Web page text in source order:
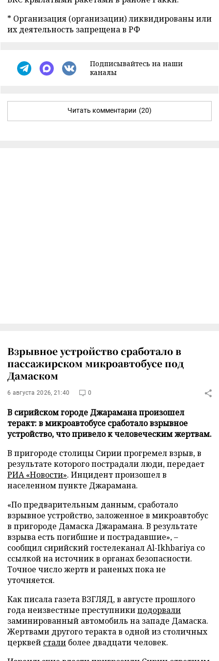
* Организация (организации) ликвидированы или
их деятельность запрещена в РФ
Подписывайтесь на наши
каналы
Читать комментарии (20)
Взрывное устройство сработало в
пассажирском микроавтобусе под
Дамаском
6 августа 2026, 21:40 0
В сирийском городе Джарамана произошел
теракт: в микроавтобусе сработало взрывное
устройство, что привело к человеческим жертвам.
В пригороде столицы Сирии прогремел взрыв, в
результате которого пострадали люди, передает
РИА «Новости». Инцидент произошел в
населенном пункте Джарамана.
«По предварительным данным, сработало
взрывное устройство, заложенное в микроавтобус
в пригороде Дамаска Джарамана. В результате
взрыва есть погибшие и пострадавшие», –
сообщил сирийский гостелеканал Al-Ikhbariya со
ссылкой на источник в органах безопасности.
Точное число жертв и раненых пока не
уточняется.
Как писала газета ВЗГЛЯД, в августе прошлого
года неизвестные преступникиподорвали
заминированный автомобиль на западе Дамаска.
Жертвами другого теракта в одной из столичных
церквей стали более двадцати человек.